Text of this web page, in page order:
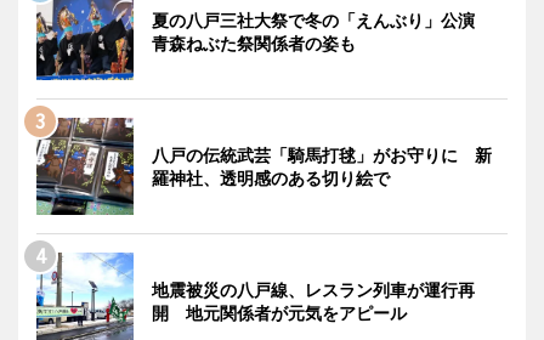
夏の八戸三社大祭で冬の「えんぶり」公演
青森ねぶた祭関係者の姿も
八戸の伝統武芸「騎馬打毬」がお守りに 新
羅神社、透明感のある切り絵で
地震被災の八戸線、レスラン列車が運行再
開 地元関係者が元気をアピール